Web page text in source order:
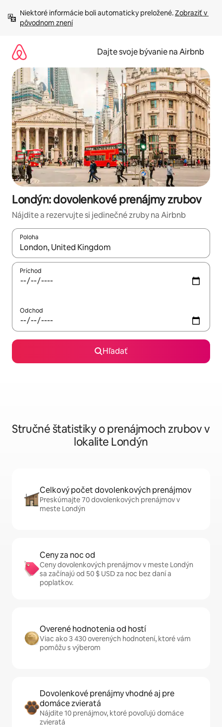
obsah.
Niektoré informácie boli automaticky preložené. Zobraziť v
pôvodnom znení
Dajte svoje bývanie na Airbnb
Londýn: dovolenkové prenájmy zrubov
Nájdite a rezervujte si jedinečné zruby na Airbnb
Poloha
Keď budú výsledky k dispozícii, môžete si ich prechádzať
Príchod
Odchod
Hľadať
Stručné štatistiky o prenájmoch zrubov v
lokalite Londýn
Celkový počet dovolenkových prenájmov
Preskúmajte 70 dovolenkových prenájmov v
meste Londýn
Ceny za noc od
Ceny dovolenkových prenájmov v meste Londýn
sa začínajú od 50 $ USD za noc bez daní a
poplatkov.
Overené hodnotenia od hostí
Viac ako 3 430 overených hodnotení, ktoré vám
pomôžu s výberom
Dovolenkové prenájmy vhodné aj pre
domáce zvieratá
Nájdite 10 prenájmov, ktoré povoľujú domáce
zvieratá